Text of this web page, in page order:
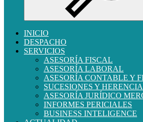
INICIO
DESPACHO
SERVICIOS
ASESORÍA FISCAL
ASESORÍA LABORAL
ASESORÍA CONTABLE Y
SUCESIONES Y
ASESORÍA JURÍDICO
INFORMES PERICIALES
BUSINESS INTELIGENCE